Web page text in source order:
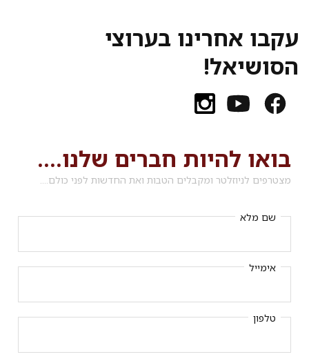
עקבו אחרינו בערוצי
הסושיאל!
בואו להיות חברים שלנו....
מצטרפים לניוזלטר ומקבלים הטבות ואת החדשות לפני כולם....
שם מלא
אימייל
טלפון